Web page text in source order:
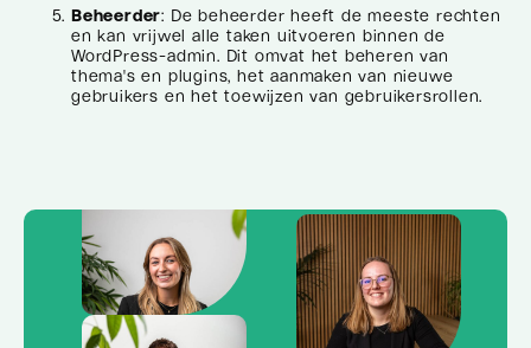
Beheerder: De beheerder heeft de meeste rechten
en kan vrijwel alle taken uitvoeren binnen de
WordPress-admin. Dit omvat het beheren van
thema's en plugins, het aanmaken van nieuwe
gebruikers en het toewijzen van gebruikersrollen.